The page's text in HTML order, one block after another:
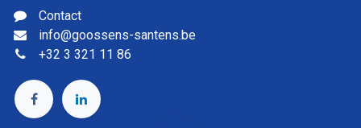
Contact
info@goossens-santens.be
+32 3 321 11 86